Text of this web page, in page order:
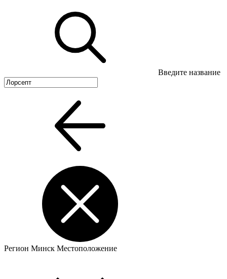
Введите название
Регион Минск Местоположение